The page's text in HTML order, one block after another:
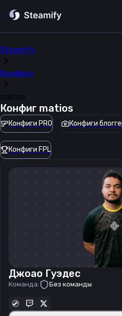
Steamify
Конфиги
matios
Конфиг matios
Конфиги PRO Конфиги
Конфиги FPL
Джоао Гуэдес
Команда: Без команды